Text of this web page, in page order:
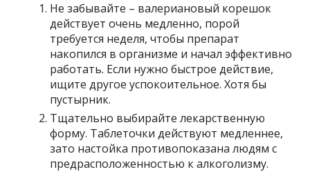
Не забывайте – валериановый корешок
действует очень медленно, порой
требуется неделя, чтобы препарат
накопился в организме и начал эффективно
работать. Если нужно быстрое действие,
ищите другое успокоительное. Хотя бы
пустырник.
Тщательно выбирайте лекарственную
форму. Таблеточки действуют медленнее,
зато настойка противопоказана людям с
предрасположенностью к алкоголизму.